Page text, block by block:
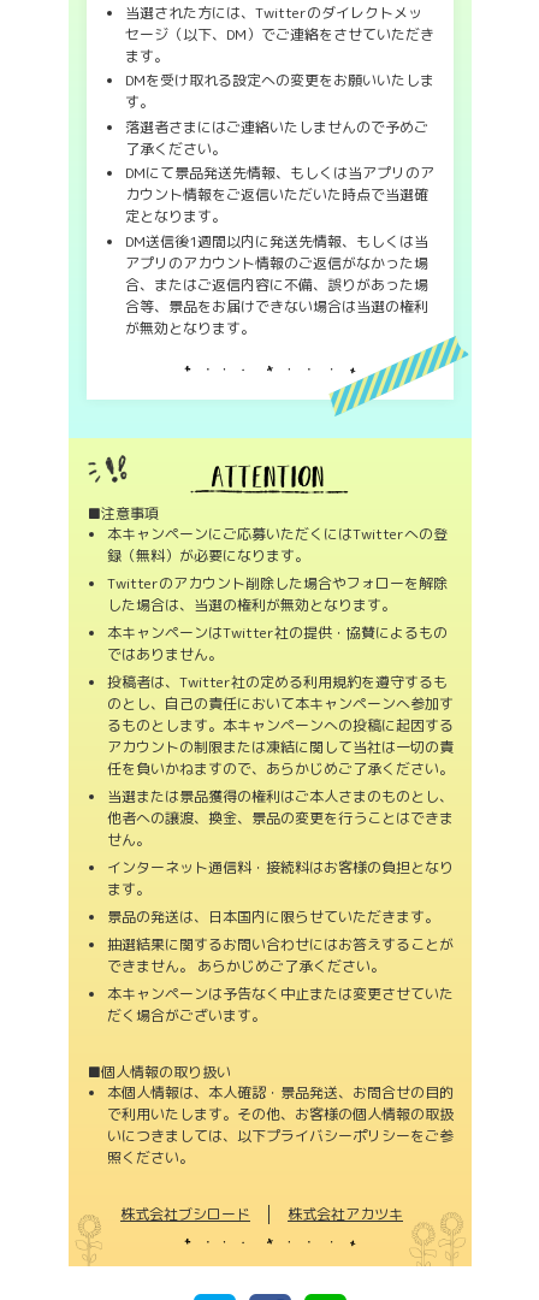
当選された方には、Twitterのダイレクトメッ
セージ（以下、DM）でご連絡をさせていただき
ます。
DMを受け取れる設定への変更をお願いいたしま
す。
落選者さまにはご連絡いたしませんので予めご
了承ください。
DMにて景品発送先情報、もしくは当アプリのア
カウント情報をご返信いただいた時点で当選確
定となります。
DM送信後1週間以内に発送先情報、もしくは当
アプリのアカウント情報のご返信がなかった場
合、またはご返信内容に不備、誤りがあった場
合等、景品をお届けできない場合は当選の権利
が無効となります。
■注意事項
本キャンペーンにご応募いただくにはTwitterへの登
録（無料）が必要になります。
Twitterのアカウント削除した場合やフォローを解除
した場合は、当選の権利が無効となります。
本キャンペーンはTwitter社の提供・協賛によるもの
ではありません。
投稿者は、Twitter社の定める利用規約を遵守するも
のとし、自己の責任において本キャンペーンへ参加す
るものとします。本キャンペーンへの投稿に起因する
アカウントの制限または凍結に関して当社は一切の責
任を負いかねますので、あらかじめご了承ください。
当選または景品獲得の権利はご本人さまのものとし、
他者への譲渡、換金、景品の変更を行うことはできま
せん。
インターネット通信料・接続料はお客様の負担となり
ます。
景品の発送は、日本国内に限らせていただきます。
抽選結果に関するお問い合わせにはお答えすることが
できません。 あらかじめご了承ください。
本キャンペーンは予告なく中止または変更させていた
だく場合がございます。
■個人情報の取り扱い
本個人情報は、本人確認・景品発送、お問合せの目的
で利用いたします。その他、お客様の個人情報の取扱
いにつきましては、以下プライバシーポリシーをご参
照ください。
株式会社ブシロード 株式会社アカツキ